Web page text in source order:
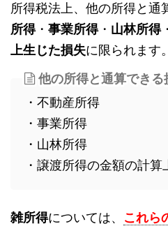
所得税法上、他の所得と通
所得・ 事業所得・ 山林所得・
上生じた損失に限られます。
他の所得と通算できる
・不動産所得
・事業所得
・山林所得
・譲渡所得の金額の計算
雑所得については、 これら